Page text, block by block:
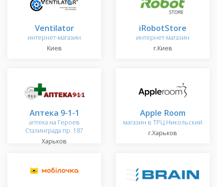
Ventilator
интернет-магазин
Киев
iRobotStore
интернет-магазин
г.Киев
Аптека 9-1-1
аптека на Героев
Сталинграда пр. 187
Харьков
Apple Room
магазин в ТРЦ Никольский
г.Харьков